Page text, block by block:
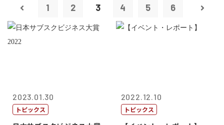
1 2 3 4 5 6
2023.01.30
トピックス
2022.12.10
トピックス